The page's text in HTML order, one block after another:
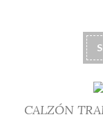
CALZÓN